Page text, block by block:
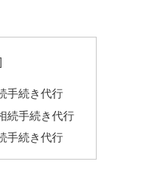
手続き代行
続手続き代行
手続き代行